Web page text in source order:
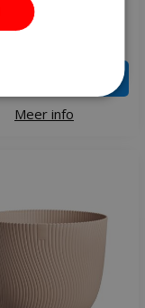
Meer info